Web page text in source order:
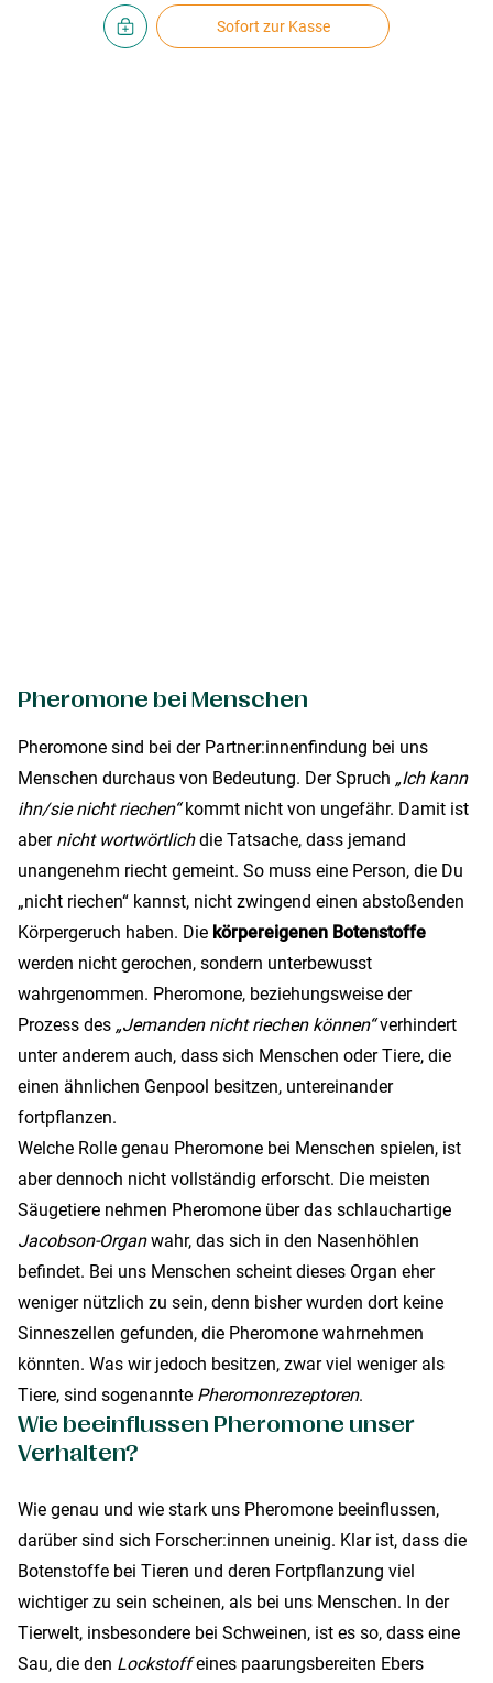
Sofort zur Kasse
Pheromone bei Menschen
Pheromone sind bei der Partner:innenfindung bei uns
Menschen durchaus von Bedeutung. Der Spruch „Ich kann
ihn/sie nicht riechen“kommt nicht von ungefähr. Damit ist
aber nicht wortwörtlichdie Tatsache, dass jemand
unangenehm riecht gemeint. So muss eine Person, die Du
„nicht riechen“ kannst, nicht zwingend einen abstoßenden
Körpergeruch haben. Die körpereigenen Botenstoffe
werden nicht gerochen, sondern unterbewusst
wahrgenommen. Pheromone, beziehungsweise der
Prozess des „Jemanden nicht riechen können“verhindert
unter anderem auch, dass sich Menschen oder Tiere, die
einen ähnlichen Genpool besitzen, untereinander
fortpflanzen.
Welche Rolle genau Pheromone bei Menschen spielen, ist
aber dennoch nicht vollständig erforscht. Die meisten
Säugetiere nehmen Pheromone über das schlauchartige
Jacobson-Organwahr, das sich in den Nasenhöhlen
befindet. Bei uns Menschen scheint dieses Organ eher
weniger nützlich zu sein, denn bisher wurden dort keine
Sinneszellen gefunden, die Pheromone wahrnehmen
könnten. Was wir jedoch besitzen, zwar viel weniger als
Tiere, sind sogenannte Pheromonrezeptoren.
Wie beeinflussen Pheromone unser
Verhalten?
Wie genau und wie stark uns Pheromone beeinflussen,
darüber sind sich Forscher:innen uneinig. Klar ist, dass die
Botenstoffe bei Tieren und deren Fortpflanzung viel
wichtiger zu sein scheinen, als bei uns Menschen. In der
Tierwelt, insbesondere bei Schweinen, ist es so, dass eine
Sau, die den Lockstoffeines paarungsbereiten Ebers